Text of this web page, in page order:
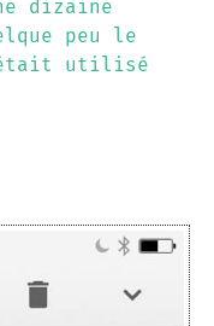
dizaine
peu le
était utilisé